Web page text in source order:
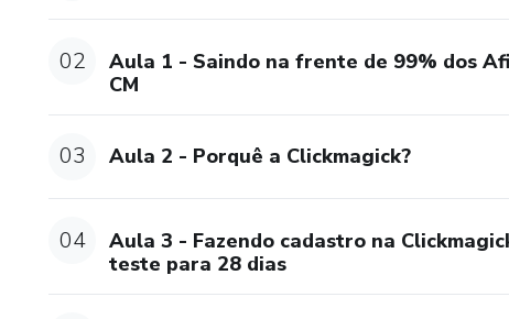
02
Aula 1 - Saindo na frente de 99% dos
CM
03 Aula 2 - Porquê a Clickmagick?
04
Aula 3 - Fazendo cadastro na
teste para 28 dias